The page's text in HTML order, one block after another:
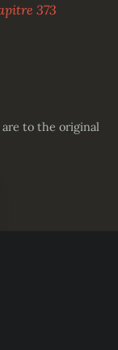
373
to the original